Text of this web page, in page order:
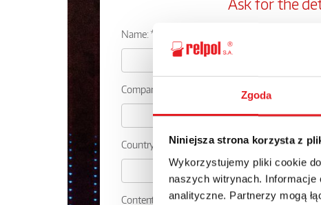
Zgoda
Niniejsza strona korzysta z
Wykorzystujemy pliki cookie
naszych witrynach. Informacje
analityczne. Partnerzy mogą
Ask for the
Name: *
Company:
Country:
Contents: *